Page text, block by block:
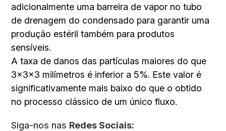
adicionalmente uma barreira de vapor no tubo
de drenagem do condensado para garantir uma
produção estéril também para produtos
sensíveis.
A taxa de danos das partículas maiores do que
3x3x3 milímetros é inferior a 5%. Este valor é
significativamente mais baixo do que o obtido
no processo clássico de um único fluxo.
Siga-nos nas Redes Sociais: